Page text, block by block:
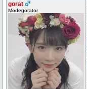
gorat
Modegorator